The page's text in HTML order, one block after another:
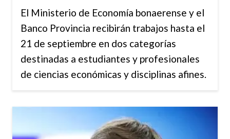
El Ministerio de Economía bonaerense y el
Banco Provincia recibirán trabajos hasta el
21 de septiembre en dos categorías
destinadas a estudiantes y profesionales
de ciencias económicas y disciplinas afines.